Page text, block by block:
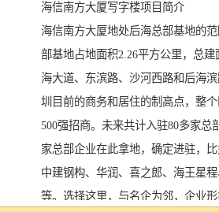
海信南方大厦写字楼项目简介
海信南方大厦地处后海总部基地的
部基地占地面积2.26平方公里，总建
海大道、东滨路、沙河西路和后海
圳目前的商务和居住的制高点，整
500强招商。未来共计入驻80多家总
家总部企业在此拿地，确定进驻，比
中建钢构、华润、喜之郎、海王星
等。选择这里，与名企为邻，企业形